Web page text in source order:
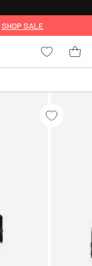
SHOP SALE